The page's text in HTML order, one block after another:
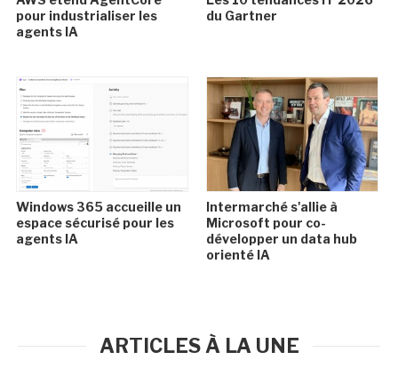
pour industrialiser les
agents IA
du Gartner
Windows 365 accueille un
espace sécurisé pour les
agents IA
Intermarché s'allie à
Microsoft pour co-
développer un data hub
orienté IA
ARTICLES À LA UNE